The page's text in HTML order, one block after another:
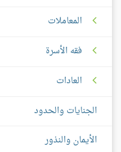
المعاملات
فقه الأسرة
العادات
الجنايات والحدود
الأيمان والنذور